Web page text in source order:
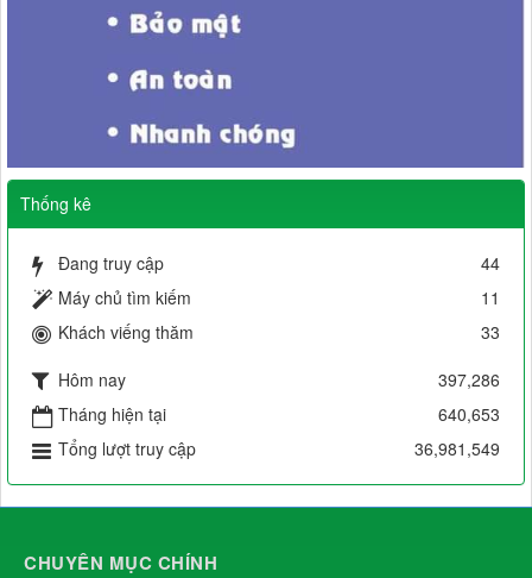
Thống kê
Đang truy cập
44
Máy chủ tìm kiếm
11
Khách viếng thăm
33
Hôm nay
397,286
Tháng hiện tại
640,653
Tổng lượt truy cập
36,981,549
CHUYÊN MỤC CHÍNH